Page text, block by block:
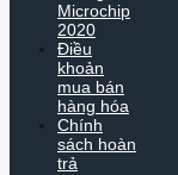
Microchip
2020
Điều
khoản
mua bán
hàng hóa
Chính
sách hoàn
trả